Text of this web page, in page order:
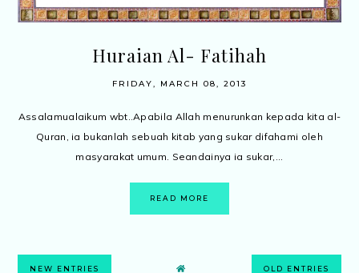
Huraian Al- Fatihah
FRIDAY, MARCH 08, 2013
Assalamualaikum wbt..Apabila Allah menurunkan kepada kita al-
Quran, ia bukanlah sebuah kitab yang sukar difahami oleh
masyarakat umum. Seandainya ia sukar,...
READ MORE
NEW ENTRIES OLD ENTRIES